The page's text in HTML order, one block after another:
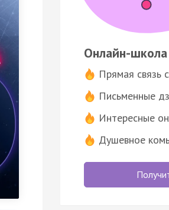
Онлайн-
Прямая связь
Письменные
Интересные
Душевное